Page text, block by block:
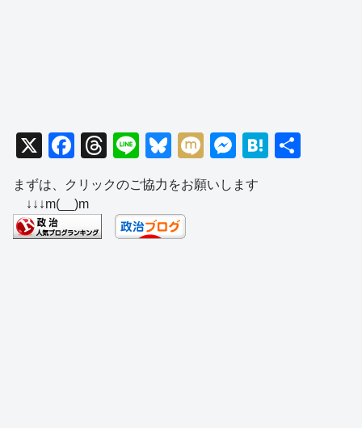
X
F
a
c
e
b
T
hr
e
a
d
Li
n
e
Bl
u
e
sk
y
M
ixi
M
e
ss
H
まずは、クリックのご協力をお願いします
↓↓↓m(__)m